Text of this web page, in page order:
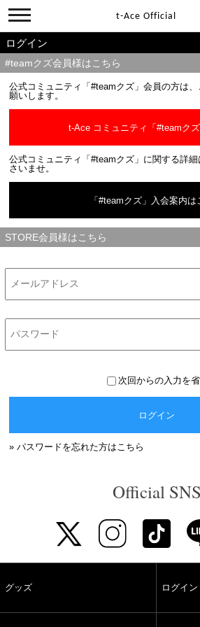
toggle
navigation
t-Ace Official
ログイン
#teamクズ会員様はこちら
公式コミュニティ「#teamクズ」会員の方は
願いします。
t-Ace コミュニティ「#teamク
公式コミュニティ「#teamクズ」に関する詳
さいませ。
「#teamクズ」入会案内は
STORE会員様はこちら
次回からの入力を
ログイン
» パスワードを忘れた方はこちら
Official SNS
グッズ ログイン